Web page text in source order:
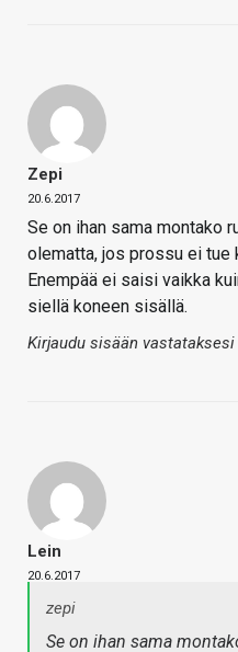
Zepi
20.6.2017
Se on ihan sama montako
olematta, jos prossu ei tue
Enempää ei saisi vaikka
siellä koneen sisällä.
Kirjaudu sisään vastataksesi
Lein
20.6.2017
zepi
Se on ihan sama